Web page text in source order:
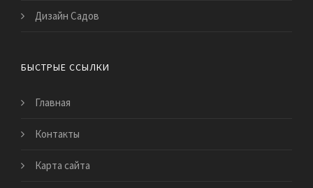
Дизайн Садов
БЫСТРЫЕ ССЫЛКИ
Главная
Контакты
Карта сайта